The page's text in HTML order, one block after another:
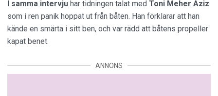
I samma intervju har tidningen talat med Toni Meher Aziz
som i ren panik hoppat ut från båten. Han förklarar att han
kände en smärta i sitt ben, och var rädd att båtens propeller
kapat benet.
ANNONS